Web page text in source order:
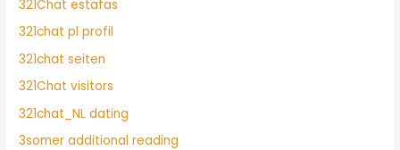
321Chat estafas
321chat pl profil
321chat seiten
321Chat visitors
321chat_NL dating
3somer additional reading